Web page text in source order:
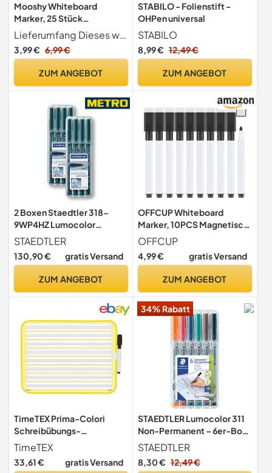
Mooshy Whiteboard
Marker, 25 Stück
Whiteboard Stifte 8 Farbe
Folienstift Abwischbar
Whiteboard Marker
Spitze und Radiergummi Für
Lieferumfang Dieses whiteboard marker-Set enthält 25 folienstift abwischbar, einschließlich 11 schwarze und weitere 14 in sieben verschiedenen Farben wie rot, grün, blau, gelb, rosa, lila und hellblau, zwei Marker jeder Farbe. Mehrere Farben eignen sich besser zum Markieren von Schlüsselpunkten, und helle Farben können aus der Ferne gesehen werden, was sie sehr geeignet für Klassenzimmer, Bürositzungen und andere Anlässe macht.
3,99 € 6,99 €
ZUM ANGEBOT
STABILO - Folienstift -
OHPen universal
STABILO
8,99 € 12,49 €
ZUM ANGEBOT
2 Boxen Staedtler 318-
9WP4HZ Lumocolor
permanent F Folienstift
schwarz, 2x 4 Stück in
aufstellbarer Staedtler-
STAEDTLER
130,90 € gratis Versand
ZUM ANGEBOT
OFFCUP Whiteboard
Marker, 10PCS Magnetisch
Dry Erase Marker
OFFCUP
4,99 € gratis Versand
ZUM ANGEBOT
TimeTEX Prima-Colori
Schreibübungs-
Whiteboard - 4-teilig - 3-
geteilt - magnethaftend -
mit Folienstift + Magnet -
TimeTEX
33,61 € gratis Versand
34% Rabatt
STAEDTLER Lumocolor 311
Non-Permanent – 6er-Box,
S, 0,4 mm
STAEDTLER
8,30 € 12,49 €